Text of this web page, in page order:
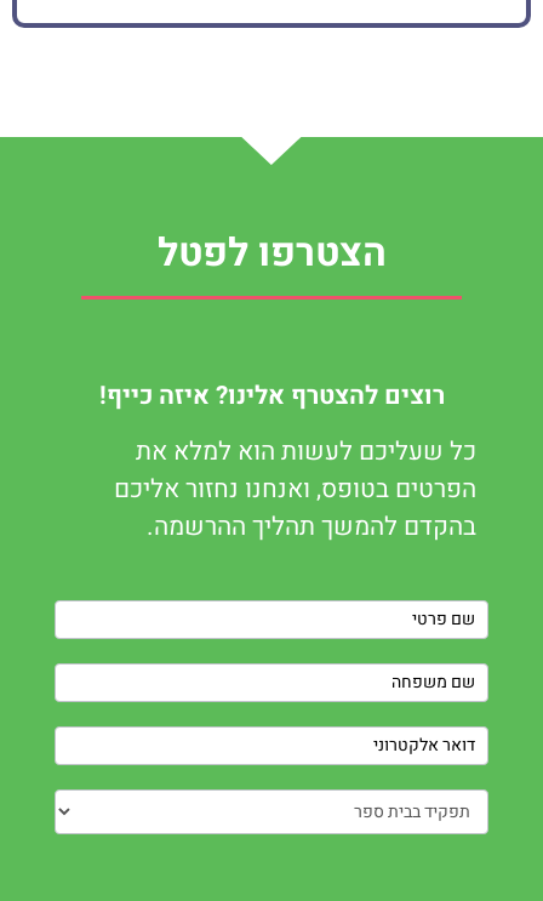
הצטרפו לפטל
רוצים להצטרף אלינו? איזה כייף!
כל שעליכם לעשות הוא למלא את
הפרטים בטופס, ואנחנו נחזור אליכם
בהקדם להמשך תהליך ההרשמה.
Contact
Us